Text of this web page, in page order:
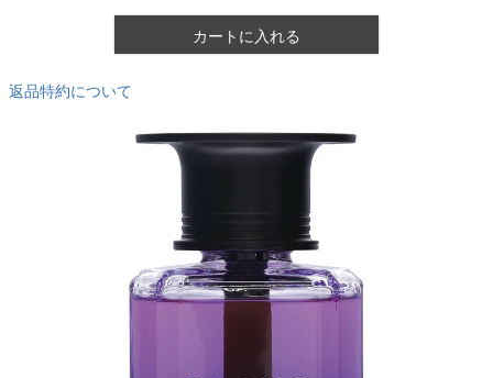
カートに入れる
返品特約について